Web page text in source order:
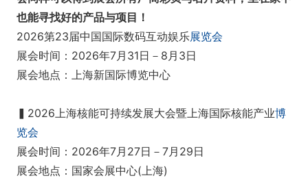
也能寻找好的产品与项目！
2026第23届中国国际数码互动娱乐展览会
展会时间：2026年7月31日－8月3日
展会地点：上海新国际博览中心
▍2026上海核能可持续发展大会暨上海国际核能产业博
览会
展会时间：2026年7月27日－7月29日
展会地点：国家会展中心(上海)